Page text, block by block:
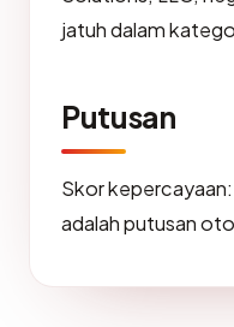
jatuh dalam
Putusan
Skor kepercayaan:
adalah putusan